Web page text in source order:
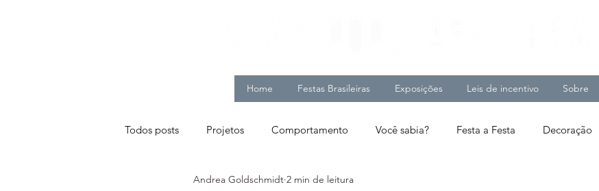
Home Festas Brasileiras Exposições Leis de incentivo Sobre
Todos posts Projetos Comportamento Você sabia? Festa a Festa Decoração
Andrea Goldschmidt 2 min de leitura